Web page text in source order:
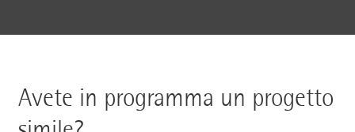
Avete in programma un progetto